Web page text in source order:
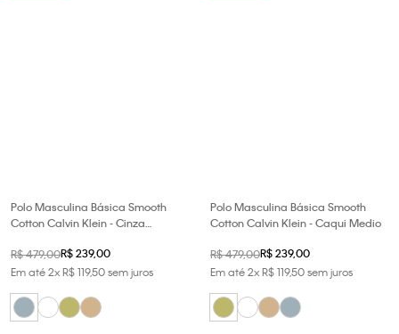
Polo Masculina Básica Smooth
Cotton Calvin Klein - Cinza
R$479,00R$239,00
Em até2xR$119,50sem juros
Polo Masculina Básica Smooth
Cotton Calvin Klein - Caqui Medio
R$479,00R$239,00
Em até2xR$119,50sem juros